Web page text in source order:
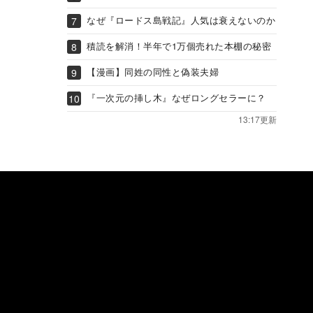
なぜ『ロードス島戦記』人気は衰えないのか
積読を解消！半年で1万個売れた本棚の秘密
【漫画】同姓の同性と偽装夫婦
『一次元の挿し木』なぜロングセラーに？
13:17更新